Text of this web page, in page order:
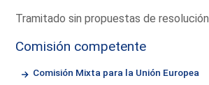
Tramitado sin propuestas de resolución
Comisión competente
Comisión Mixta para la Unión Europea